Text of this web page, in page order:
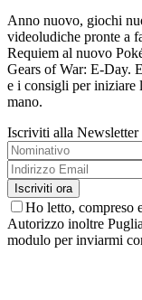
Anno nuovo, giochi
videoludiche pronte a
Requiem al nuovo
Gears of War: E-Day.
e i consigli per iniziare
mano.
Iscriviti alla Newsletter
Ho letto, compreso
Autorizzo inoltre
modulo per inviarmi